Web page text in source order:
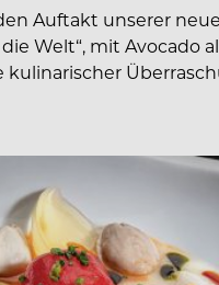
Auftakt unserer
die Welt“, mit Avocado
kulinarischer